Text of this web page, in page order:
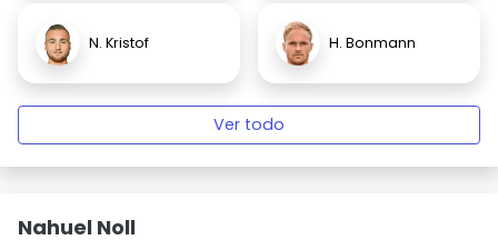
N. Kristof H. Bonmann
Ver todo
Nahuel Noll